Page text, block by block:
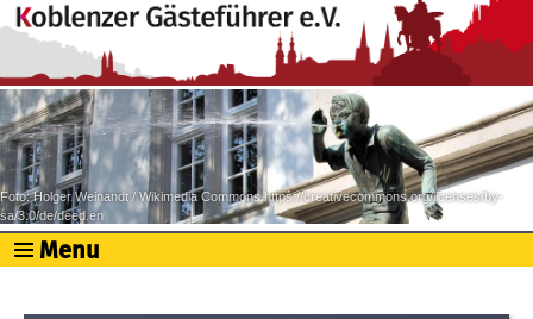
Foto: Holger Weinandt / Wikimedia Commons https://creativecommons.org/licenses/by-
sa/3.0/de/deed.en
Menu